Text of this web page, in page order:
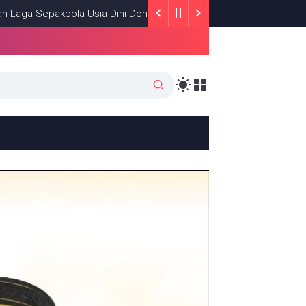
Dini Donri-Donri Ajang Pencarian Bakat